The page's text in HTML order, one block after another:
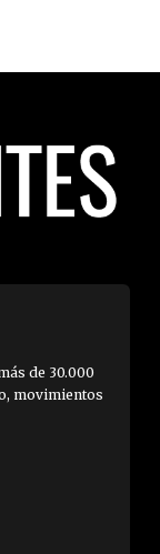
de 30.000
movimientos